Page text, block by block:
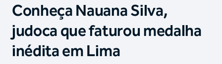
Conheça Nauana Silva,
judoca que faturou medalha
inédita em Lima